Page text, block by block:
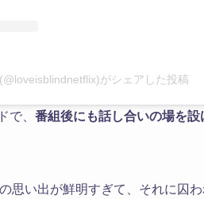
がシェアした投稿
で、 番組後にも話し合いの場を
思い出が鮮明すぎて、それに囚わ